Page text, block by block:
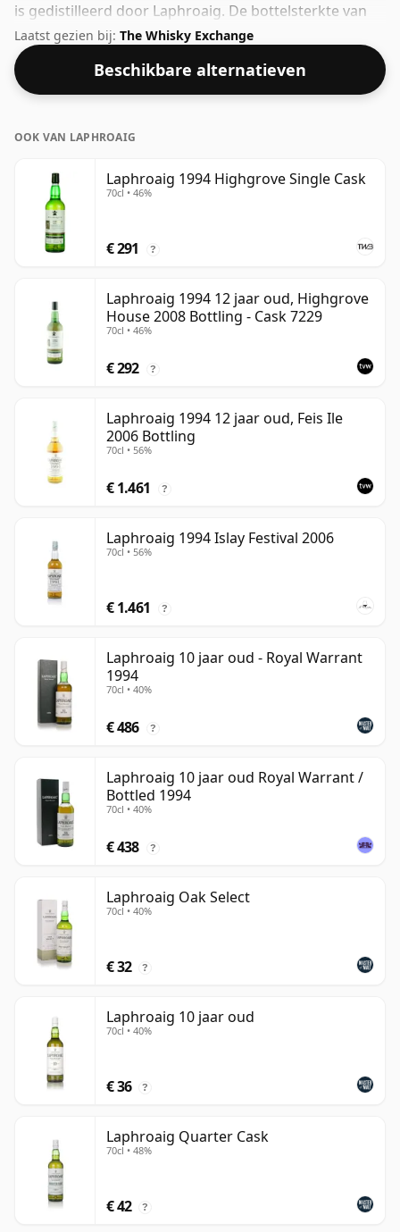
is gedistilleerd door Laphroaig. De bottelsterkte van
deze whisky is 40%, wat aan de onderkant van de
schaal voor whisky's ligt. Hoewel veel consumenten er
tegenwoordig op aandringen dat producenten dichter
bij de 43% of 46% bottelen, zijn er nog steeds enkele
Laatst gezien bij: The Whisky Exchange
Beschikbare alternatieven
OOK VAN LAPHROAIG
Laphroaig 1994 Highgrove Single Cask
70cl • 46%
€ 291 ?
Laphroaig 1994 12 jaar oud, Highgrove
House 2008 Bottling - Cask 7229
70cl • 46%
€ 292 ?
Laphroaig 1994 12 jaar oud, Feis Ile
2006 Bottling
70cl • 56%
€ 1.461 ?
Laphroaig 1994 Islay Festival 2006
70cl • 56%
€ 1.461 ?
Laphroaig 10 jaar oud - Royal Warrant
1994
70cl • 40%
€ 486 ?
Laphroaig 10 jaar oud Royal Warrant /
Bottled 1994
70cl • 40%
€ 438 ?
Laphroaig Oak Select
70cl • 40%
€ 32 ?
Laphroaig 10 jaar oud
70cl • 40%
€ 36 ?
Laphroaig Quarter Cask
70cl • 48%
€ 42 ?